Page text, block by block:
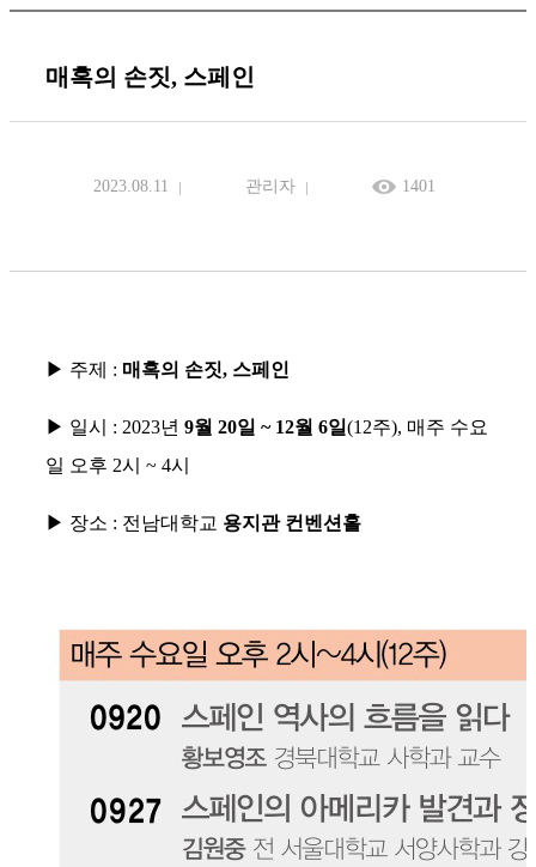
매혹의 손짓, 스페인
2023.08.11 관리자 1401
▶ 주제 : 매혹의 손짓, 스페인
▶ 일시 : 2023년 9월 20일 ~ 12월 6일(12주), 매주 수요
일 오후 2시 ~ 4시
▶ 장소 : 전남대학교 용지관 컨벤션홀